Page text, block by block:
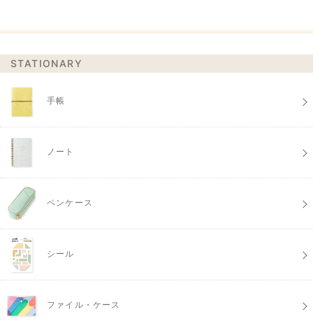
STATIONARY
手帳
ノート
ペンケース
シール
ファイル・ケース